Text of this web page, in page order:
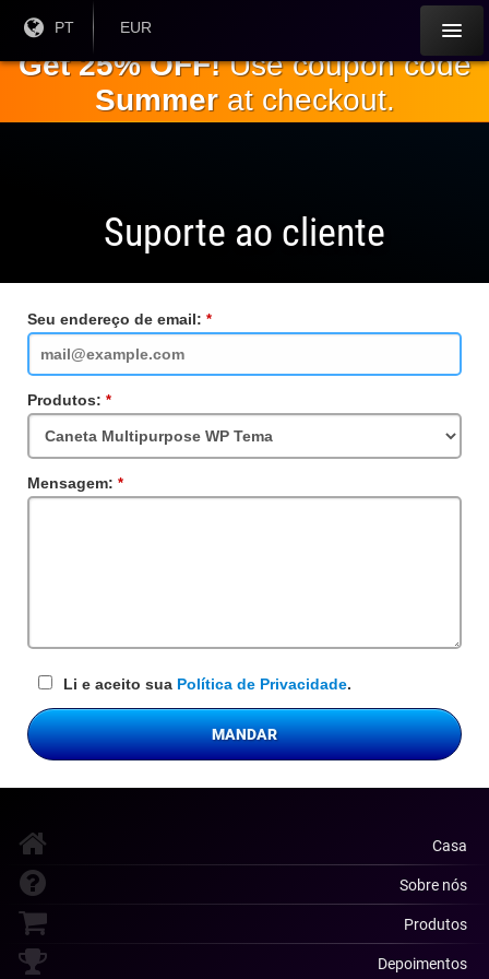
principal
Língua
PT
Moeda
EUR
Get 25% OFF!Use coupon code
Summerat checkout.
Suporte ao cliente
Seu endereço de email:
obrigatório
Produtos:
obrigatório
Mensagem:
obrigatório
Li e aceito sua Política de Privacidade.
MANDAR
Casa
Sobre nós
Produtos
Depoimentos